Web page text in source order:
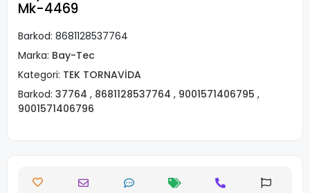
Mk-4469
Barkod: 8681128537764
Marka: Bay-Tec
Kategori: TEK TORNAVİDA
Barkod: 37764 , 8681128537764 , 9001571406795 ,
9001571406796